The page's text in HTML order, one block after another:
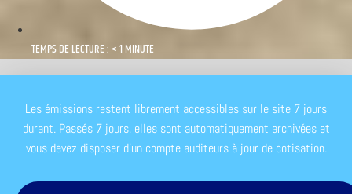
TEMPS DE LECTURE : < 1 MINUTE
Les émissions restent librement accessibles sur le site 7 jours
durant. Passés 7 jours, elles sont automatiquement archivées et
vous devez disposer d'un compte auditeurs à jour de cotisation.